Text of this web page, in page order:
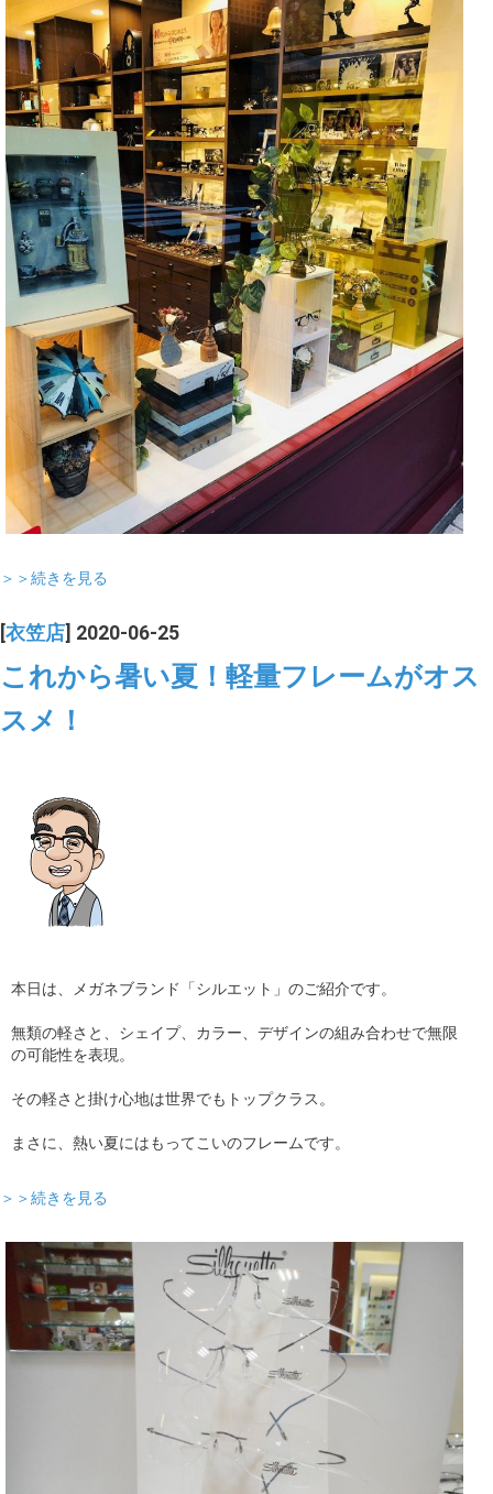
＞＞続きを見る
[衣笠店] 2020-06-25
これから暑い夏！軽量フレームがオス
スメ！
本日は、メガネブランド「シルエット」のご紹介です。
無類の軽さと、シェイプ、カラー、デザインの組み合わせで無限
の可能性を表現。
その軽さと掛け心地は世界でもトップクラス。
まさに、熱い夏にはもってこいのフレームです。
＞＞続きを見る